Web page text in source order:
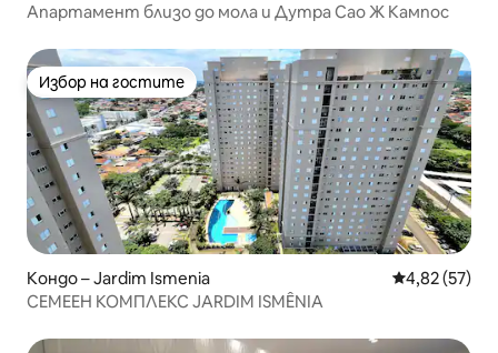
Апартамент близо до мола и Дутра Сао Ж Кампос
Избор на гостите
Избор на гостите
Кондо – Jardim Ismenia Средна
4,82 (57)
СЕМЕЕН КОМПЛЕКС JARDIM ISMÊNIA